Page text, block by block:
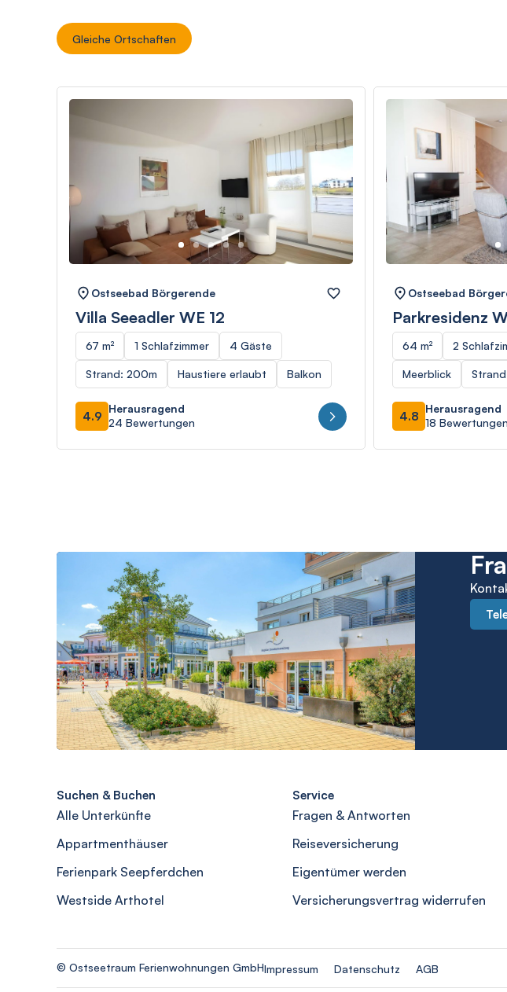
Gleiche Ortschaften
Ostseebad Börgerende
Villa Seeadler WE 12
67 m² 1 Schlafzimmer 4 Gäste
Strand: 200m Haustiere erlaubt Balkon
4.9
Herausragend
24 Bewertungen
Ostseebad
Parkresidenz
64 m² 2
Meerblick
4.8
Herausragend
18 Bewertungen
Suchen & Buchen
Alle Unterkünfte
Appartmenthäuser
Ferienpark Seepferdchen
Westside Arthotel
Service
Fragen & Antworten
Reiseversicherung
Eigentümer werden
Versicherungsvertrag widerrufen
© Ostseetraum Ferienwohnungen GmbHImpressum Datenschutz AGB